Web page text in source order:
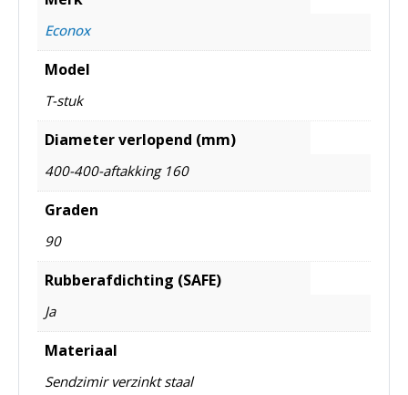
Econox
Model
T-stuk
Diameter verlopend (mm)
400-400-aftakking 160
Graden
90
Rubberafdichting (SAFE)
Ja
Materiaal
Sendzimir verzinkt staal